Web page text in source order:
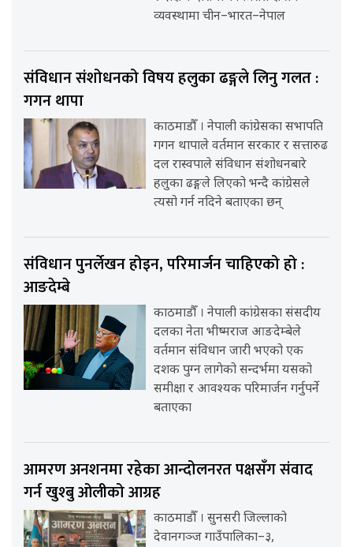
व्यवस्थामा चीन–भारत–नेपाल
संविधान संशोधनको विषय हलुका ढङ्गले लिनु गलत :
गगन थापा
काठमाडौँ । नेपाली कांग्रेसका सभापति
गगन थापाले वर्तमान सरकार र सत्तारुढ
दल रास्वपाले संविधान संशोधनबारे
हलुका ढङ्गले लिएको भन्दै कांग्रेसले
त्यसो गर्न नदिने बताएका छन्
संविधान पुनर्लेखन होइन, परिमार्जन चाहिएको हो :
आङदेम्बे
काठमाडौँ । नेपाली कांग्रेसका संसदीय
दलका नेता भीष्मराज आङदेम्बेले
वर्तमान संविधान जारी भएको एक
दशक पुग्न लागेको सन्दर्भमा यसको
समीक्षा र आवश्यक परिमार्जन गर्नुपर्ने
बताएका
आमरण अनशनमा रहेका आन्दोलनरत पक्षसँग संवाद
गर्न खुश्बु ओलीको आग्रह
काठमाडौँ । सुनसरी जिल्लाको
देवानगञ्ज गाउँपालिका–३,